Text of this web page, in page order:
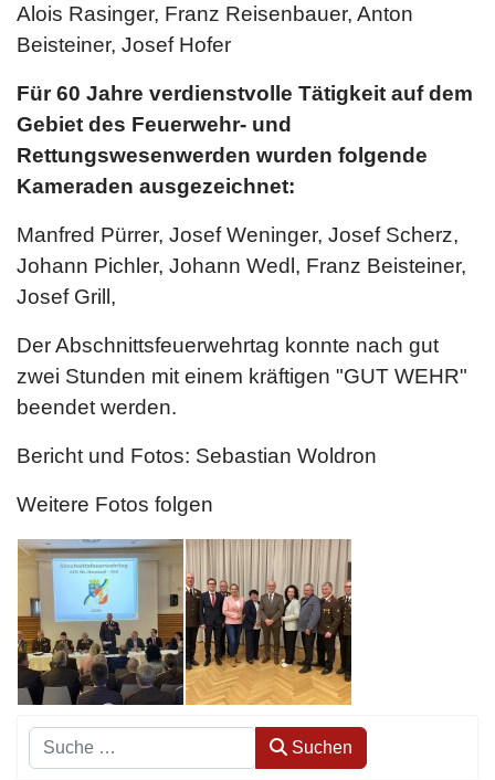
Alois Rasinger, Franz Reisenbauer, Anton
Beisteiner, Josef Hofer
Für 60 Jahre verdienstvolle Tätigkeit auf dem
Gebiet des Feuerwehr- und
Rettungswesenwerden wurden folgende
Kameraden ausgezeichnet:
Manfred Pürrer, Josef Weninger, Josef Scherz,
Johann Pichler, Johann Wedl, Franz Beisteiner,
Josef Grill,
Der Abschnittsfeuerwehrtag konnte nach gut
zwei Stunden mit einem kräftigen "GUT WEHR"
beendet werden.
Bericht und Fotos: Sebastian Woldron
Weitere Fotos folgen
Suchen Suchen